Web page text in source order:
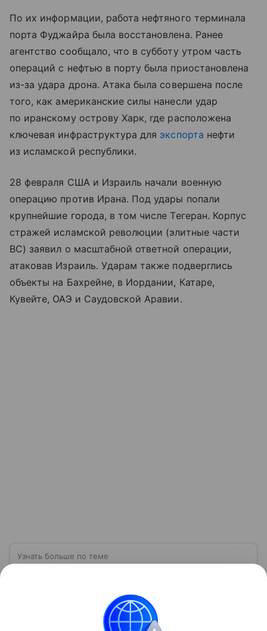
По их информации, работа нефтяного терминала
порта Фуджайра была восстановлена. Ранее
агентство сообщало, что в субботу утром часть
операций с нефтью в порту была приостановлена
из-за удара дрона. Атака была совершена после
того, как американские силы нанесли удар
по иранскому острову Харк, где расположена
ключевая инфраструктура для экспорта нефти
из исламской республики.
28 февраля США и Израиль начали военную
операцию против Ирана. Под удары попали
крупнейшие города, в том числе Тегеран. Корпус
стражей исламской революции (элитные части
ВС) заявил о масштабной ответной операции,
атаковав Израиль. Ударам также подверглись
объекты на Бахрейне, в Иордании, Катаре,
Кувейте, ОАЭ и Саудовской Аравии.
Узнать больше по теме
В глобальном мире перемещение товаров и услуг
из одной страны в другую для продажи — это
прежде всего обмен ресурсами, технологиями и